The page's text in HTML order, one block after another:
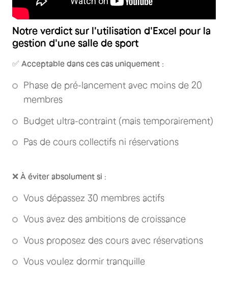
Notre verdict sur l'utilisation d'Excel pour la
gestion d'une salle de sport
✅ Acceptable dans ces cas uniquement :
Phase de pré-lancement avec moins de 20
membres
Budget ultra-contraint (mais temporairement)
Pas de cours collectifs ni réservations
❌ À éviter absolument si :
Vous dépassez 30 membres actifs
Vous avez des ambitions de croissance
Vous proposez des cours avec réservations
Vous voulez dormir tranquille